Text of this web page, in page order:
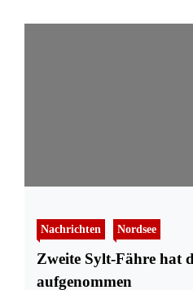
Nachrichten Nordsee
Zweite Sylt-Fähre hat
aufgenommen